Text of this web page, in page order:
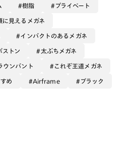
になっても顔にやさしく寄り添
！
パッドが肌あたりをやさしく長時
りにくい快適さを実現する。
樹脂 プライベート
に見えるメガネ
インパクトのあるメガネ
ストン 太ぶちメガネ
ウンパント これぞ王道メガネ
め Airframe ブラック